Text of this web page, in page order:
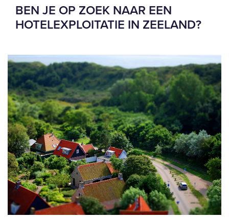
BEN JE OP ZOEK NAAR EEN
HOTELEXPLOITATIE IN ZEELAND?